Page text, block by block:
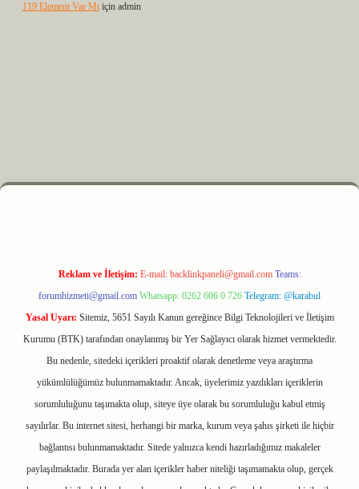
119 Element Var Mı için admin
m elexbet
Reklam ve İletişim: E-mail: backlinkpaneli@gmail.com Teams:
forumhizmeti@gmail.com Whatsapp: 0262 606 0 726 Telegram: @karabul
Yasal Uyarı: Sitemiz, 5651 Sayılı Kanun gereğince Bilgi Teknolojileri ve İletişim
Kurumu (BTK) tarafından onaylanmış bir Yer Sağlayıcı olarak hizmet vermektedir.
Bu nedenle, sitedeki içerikleri proaktif olarak denetleme veya araştırma
yükümlülüğümüz bulunmamaktadır. Ancak, üyelerimiz yazdıkları içeriklerin
sorumluluğunu taşımakta olup, siteye üye olarak bu sorumluluğu kabul etmiş
sayılırlar. Bu internet sitesi, herhangi bir marka, kurum veya şahıs şirketi ile hiçbir
bağlantısı bulunmamaktadır. Sitede yalnızca kendi hazırladığımız makaleler
paylaşılmaktadır. Burada yer alan içerikler haber niteliği taşımamakta olup, gerçek